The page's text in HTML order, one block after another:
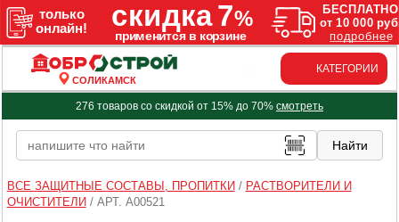
СОЛИКАМСК
КАТЕГОРИИ
276 товаров со скидкой от 15% до 70% смотреть
ВСЕ ЗАЩИТНЫЕ СОСТАВЫ, ПРОПИТКИ / РАСТВОРИТЕЛИ И
ОЧИСТИТЕЛИ / АРТ. A00521